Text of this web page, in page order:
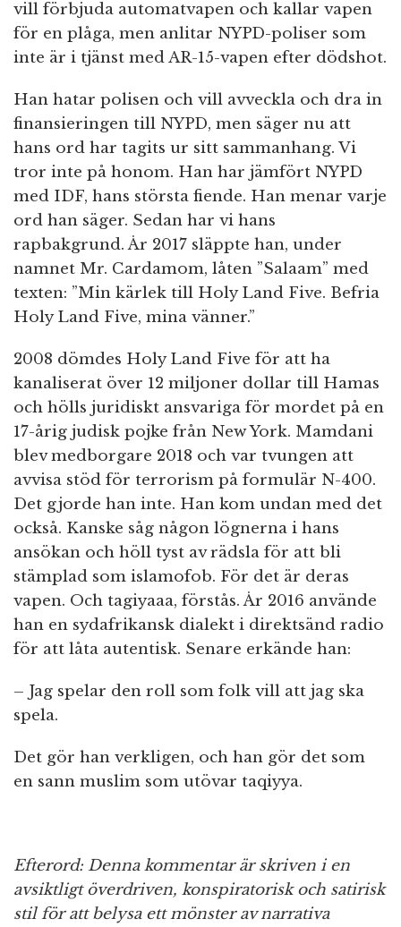
vill förbjuda automatvapen och kallar vapen
för en plåga, men anlitar NYPD-poliser som
inte är i tjänst med AR-15-vapen efter dödshot.
Han hatar polisen och vill avveckla och dra in
finansieringen till NYPD, men säger nu att
hans ord har tagits ur sitt sammanhang. Vi
tror inte på honom. Han har jämfört NYPD
med IDF, hans största fiende. Han menar varje
ord han säger. Sedan har vi hans
rapbakgrund. År 2017 släppte han, under
namnet Mr. Cardamom, låten ”Salaam” med
texten: ”Min kärlek till Holy Land Five. Befria
Holy Land Five, mina vänner.”
2008 dömdes Holy Land Five för att ha
kanaliserat över 12 miljoner dollar till Hamas
och hölls juridiskt ansvariga för mordet på en
17-årig judisk pojke från New York. Mamdani
blev medborgare 2018 och var tvungen att
avvisa stöd för terrorism på formulär N-400.
Det gjorde han inte. Han kom undan med det
också. Kanske såg någon lögnerna i hans
ansökan och höll tyst av rädsla för att bli
stämplad som islamofob. För det är deras
vapen. Och tagiyaaa, förstås. År 2016 använde
han en sydafrikansk dialekt i direktsänd radio
för att låta autentisk. Senare erkände han:
– Jag spelar den roll som folk vill att jag ska
spela.
Det gör han verkligen, och han gör det som
en sann muslim som utövar taqiyya.
Efterord: Denna kommentar är skriven i en
avsiktligt överdriven, konspiratorisk och satirisk
stil för att belysa ett mönster av narrativa